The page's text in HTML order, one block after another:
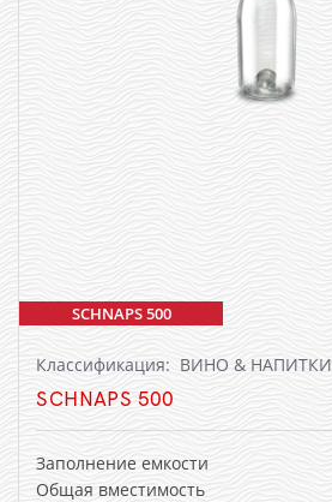
SCHNAPS 500
Классификация: ВИНО & НАПИТКИ
SCHNAPS 500
Заполнение емкости
Общая вместимость